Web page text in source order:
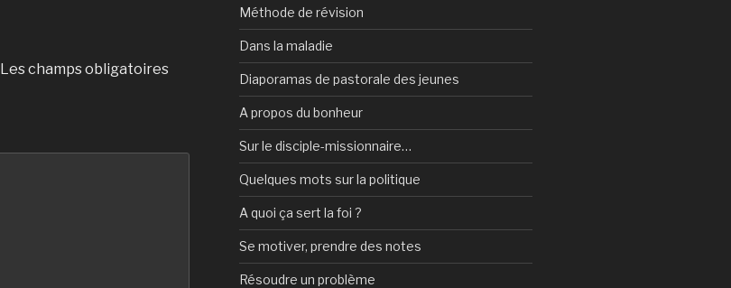
Les champs obligatoires
Méthode de révision
Dans la maladie
Diaporamas de pastorale des jeunes
A propos du bonheur
Sur le disciple-missionnaire…
Quelques mots sur la politique
A quoi ça sert la foi ?
Se motiver, prendre des notes
Résoudre un problème